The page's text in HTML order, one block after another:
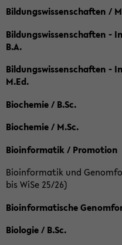
Bildungswissenschaften /
Bildungswissenschaften -
B.A.
Bildungswissenschaften -
M.Ed.
Biochemie / B.Sc.
Biochemie / M.Sc.
Bioinformatik / Promotion
Bioinformatik und
bis WiSe 25/26)
Bioinformatische
Biologie / B.Sc.